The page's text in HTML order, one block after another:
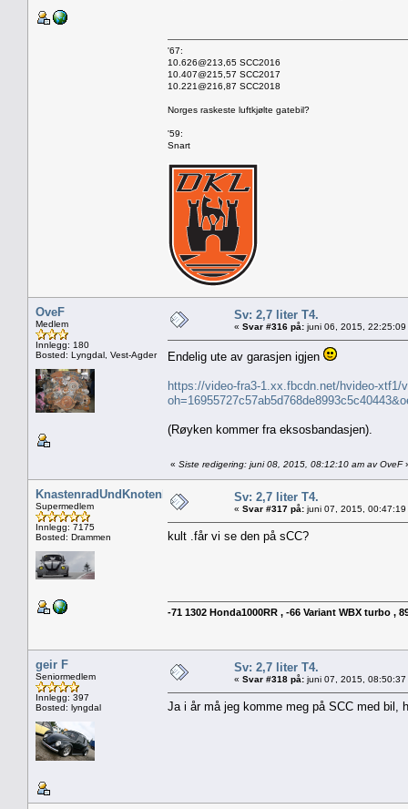
'67:
10.626@213,65 SCC2016
10.407@215,57 SCC2017
10.221@216,87 SCC2018
Norges raskeste luftkjølte gatebil?
'59:
Snart
OveF
Medlem
Innlegg: 180
Bosted: Lyngdal, Vest-Agder
Sv: 2,7 liter T4.
« Svar #316 på: juni 06, 2015, 22:25:09
Endelig ute av garasjen igjen
https://video-fra3-1.xx.fbcdn.net/hvideo-xtf1/
(Røyken kommer fra eksosbandasjen).
« Siste redigering: juni 08, 2015, 08:12:10 am av OveF
KnastenradUndKnotenblech
Supermedlem
Innlegg: 7175
Bosted: Drammen
Sv: 2,7 liter T4.
« Svar #317 på: juni 07, 2015, 00:47:19
kult .får vi se den på sCC?
-71 1302 Honda1000RR , -66 Variant WBX turbo ,
geir F
Seniormedlem
Innlegg: 397
Bosted: lyngdal
Sv: 2,7 liter T4.
« Svar #318 på: juni 07, 2015, 08:50:37
Ja i år må jeg komme meg på SCC med bil,